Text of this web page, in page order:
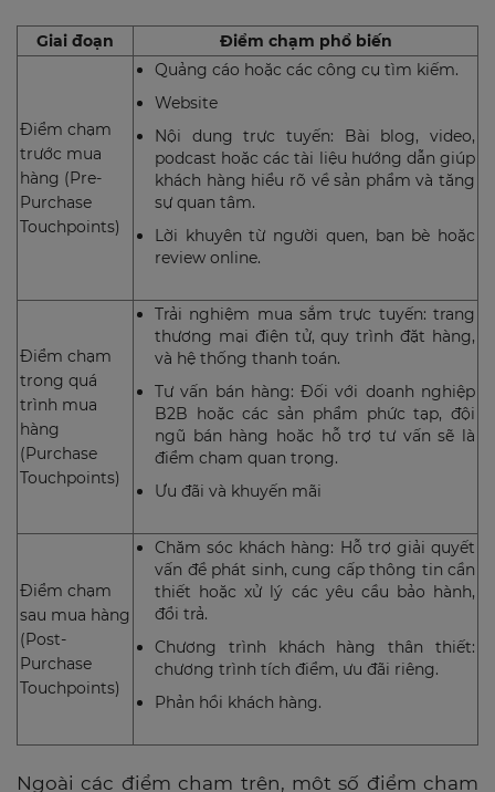
Giai đoạn Điểm chạm phổ biến
Điểm chạm
trước mua
hàng (Pre-
Purchase
Touchpoints)
Quảng cáo hoặc các công cụ tìm kiếm.
Website
Nội dung trực tuyến: Bài blog, video,
podcast hoặc các tài liệu hướng dẫn giúp
khách hàng hiểu rõ về sản phẩm và tăng
sự quan tâm.
Lời khuyên từ người quen, bạn bè hoặc
review online.
Điểm chạm
trong quá
trình mua
hàng
(Purchase
Touchpoints)
Trải nghiệm mua sắm trực tuyến: trang
thương mại điện tử, quy trình đặt hàng,
và hệ thống thanh toán.
Tư vấn bán hàng: Đối với doanh nghiệp
B2B hoặc các sản phẩm phức tạp, đội
ngũ bán hàng hoặc hỗ trợ tư vấn sẽ là
điểm chạm quan trọng.
Ưu đãi và khuyến mãi
Điểm chạm
sau mua hàng
(Post-
Purchase
Touchpoints)
Chăm sóc khách hàng: Hỗ trợ giải quyết
vấn đề phát sinh, cung cấp thông tin cần
thiết hoặc xử lý các yêu cầu bảo hành,
đổi trả.
Chương trình khách hàng thân thiết:
chương trình tích điểm, ưu đãi riêng.
Phản hồi khách hàng.
Ngoài các điểm chạm trên, một số điểm chạm